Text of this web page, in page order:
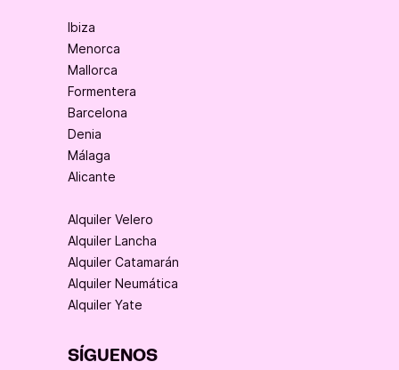
Ibiza
Menorca
Mallorca
Formentera
Barcelona
Denia
Málaga
Alicante
Alquiler Velero
Alquiler Lancha
Alquiler Catamarán
Alquiler Neumática
Alquiler Yate
SÍGUENOS